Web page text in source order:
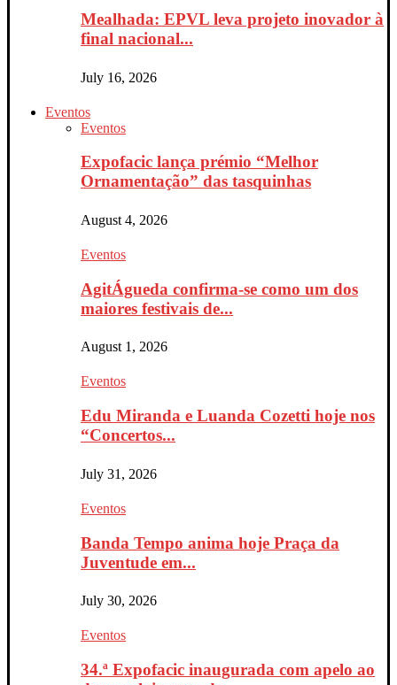
Mealhada: EPVL leva projeto inovador à
final nacional...
July 16, 2026
Eventos
Eventos
Expofacic lança prémio “Melhor
Ornamentação” das tasquinhas
August 4, 2026
Eventos
AgitÁgueda confirma-se como um dos
maiores festivais de...
August 1, 2026
Eventos
Edu Miranda e Luanda Cozetti hoje nos
“Concertos...
July 31, 2026
Eventos
Banda Tempo anima hoje Praça da
Juventude em...
July 30, 2026
Eventos
34.ª Expofacic inaugurada com apelo ao